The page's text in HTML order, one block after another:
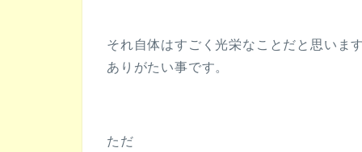
それ自体はすごく光栄なことだと思いま
ありがたい事です。
ただ